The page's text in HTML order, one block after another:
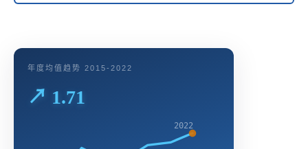
年度均值趋势 2015-2022
↗ 1.71
2022